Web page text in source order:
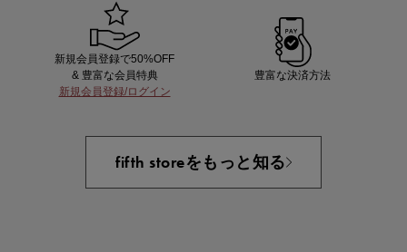
買えば買うほどお得! 最大半額クーポン
新規会員登録で50%OFF
& 豊富な会員特典
新規会員登録/ログイン
豊富な決済方法
fifth storeをもっと知る